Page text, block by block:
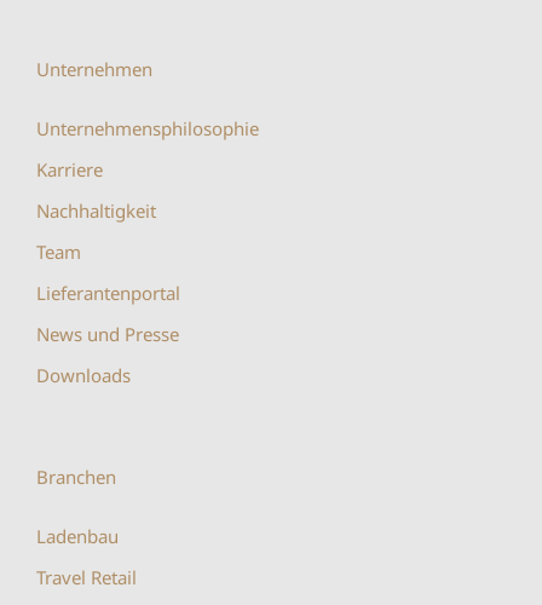
Unternehmen
Unternehmensphilosophie
Karriere
Nachhaltigkeit
Team
Lieferantenportal
News und Presse
Downloads
Branchen
Ladenbau
Travel Retail